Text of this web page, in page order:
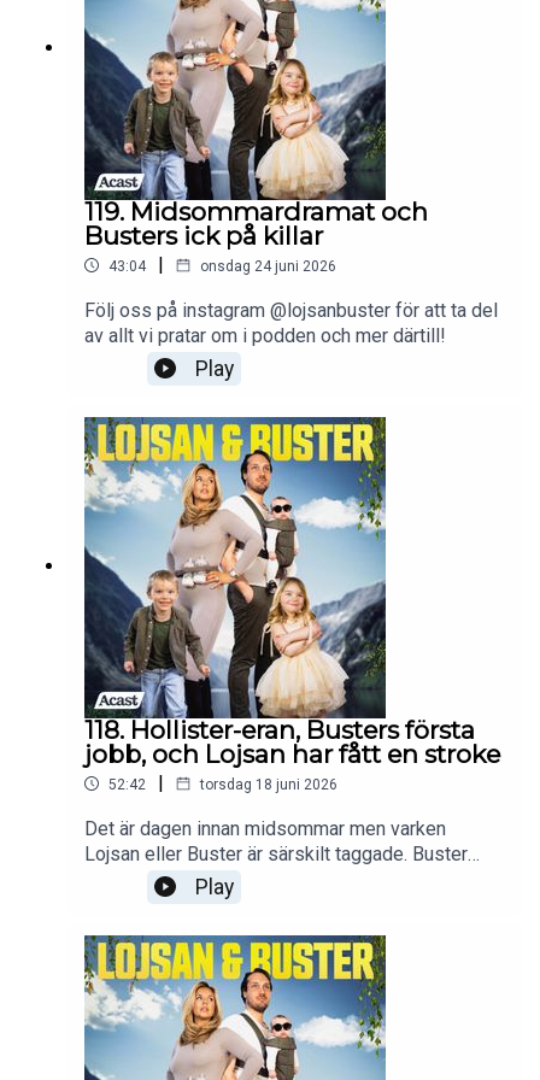
119. Midsommardramat och
Busters ick på killar
43:04 | onsdag 24 juni 2026
Följ oss på instagram @lojsanbuster för att ta del
av allt vi pratar om i podden och mer därtill!
Play
118. Hollister-eran, Busters första
jobb, och Lojsan har fått en stroke
52:42 | torsdag 18 juni 2026
Det är dagen innan midsommar men varken
Lojsan eller Buster är särskilt taggade. Buster
sliter timme ut och in på landet för att Lojsan inte
ska tappa det när hon kommer, men risken är
tyvärr stor. Lojsan berättar om sin tid på Hollister,
vilka jobb hon haft, och hur första tiden
tillsammans med Buster var. Det är högt, lågt, och
nostalgiskt! Häng med! Följ oss på instagram
@mandagsvibe, gå med i facebookgruppen
"Måndagsvibbare".Frågor och
Play